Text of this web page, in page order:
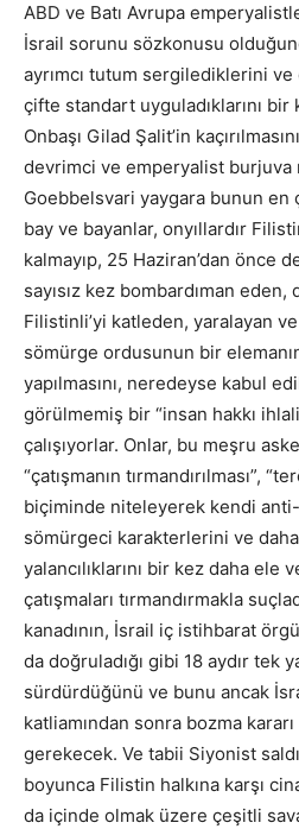
ABD ve Batı Avrupa
İsrail sorunu sözkonusu
ayrımcı tutum sergilediklerini
çifte standart uyguladıklarını
Onbaşı Gilad Şalit’in
devrimci ve emperyalist burjuva
Goebbelsvari yaygara bunun en
bay ve bayanlar, onyıllardır
kalmayıp, 25 Haziran’dan önce
sayısız kez bombardıman eden,
Filistinli’yi katleden, yaralayan
sömürge ordusunun bir
yapılmasını, neredeyse kabul
görülmemiş bir “insan hakkı
çalışıyorlar. Onlar, bu meşru
“çatışmanın tırmandırılması”,
biçiminde niteleyerek kendi
sömürgeci karakterlerini ve
yalancılıklarını bir kez daha ele
çatışmaları tırmandırmakla
kanadının, İsrail iç istihbarat
da doğruladığı gibi 18 aydır tek
sürdürdüğünü ve bunu ancak
katliamından sonra bozma kararı
gerekecek. Ve tabii Siyonist
boyunca Filistin halkına karşı
da içinde olmak üzere çeşitli